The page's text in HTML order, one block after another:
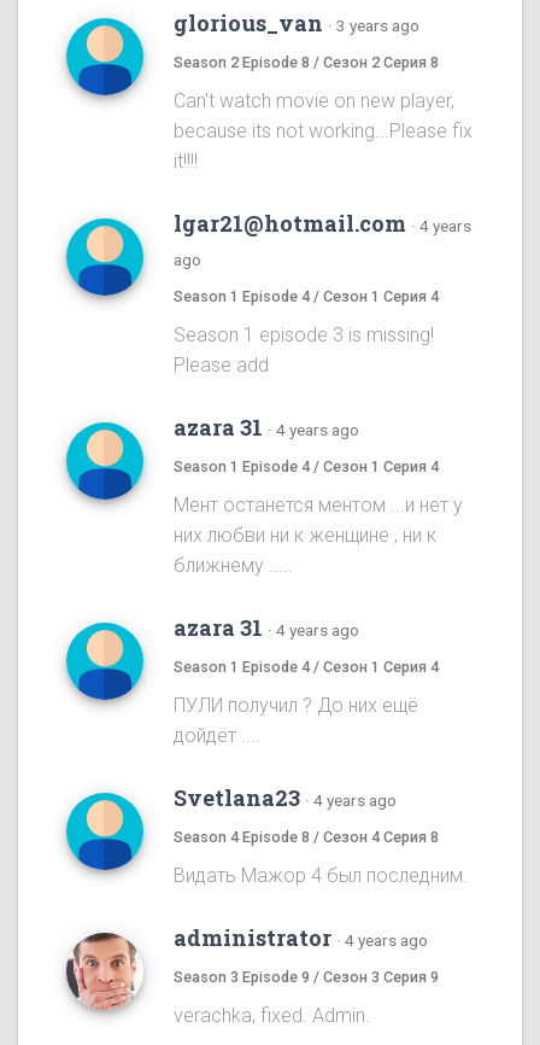
glorious_van · 3 years ago
Season 2 Episode 8 / Сезон 2 Серия 8
Can't watch movie on new player,
because its not working...Please fix
it!!!!
lgar21@hotmail.com · 4 years
ago
Season 1 Episode 4 / Сезон 1 Серия 4
Season 1 episode 3 is missing!
Please add
azara 31 · 4 years ago
Season 1 Episode 4 / Сезон 1 Серия 4
Мент останется ментом ...и нет у
них любви ни к женщине , ни к
ближнему .....
azara 31 · 4 years ago
Season 1 Episode 4 / Сезон 1 Серия 4
ПУЛИ получил ? До них ещё
дойдёт ....
Svetlana23 · 4 years ago
Season 4 Episode 8 / Сезон 4 Серия 8
Видать Мажор 4 был последним.
administrator · 4 years ago
Season 3 Episode 9 / Сезон 3 Серия 9
verachka, fixed. Admin.